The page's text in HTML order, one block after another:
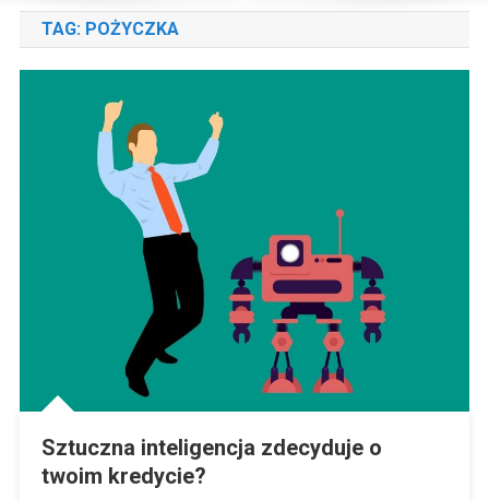
TAG: POŻYCZKA
Sztuczna inteligencja zdecyduje o
twoim kredycie?